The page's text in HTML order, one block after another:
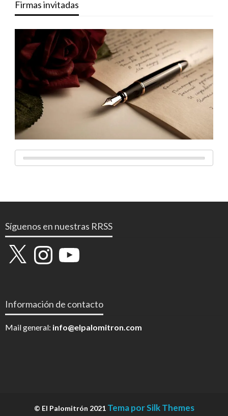
Firmas invitadas
Síguenos en nuestras RRSS
X InstagramYouTube
Información de contacto
Mail general: info@elpalomitron.com
© El Palomitrón 2021 Tema por Silk Themes